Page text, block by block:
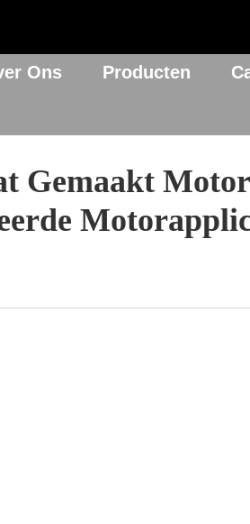
Ons Producten
Gemaakt